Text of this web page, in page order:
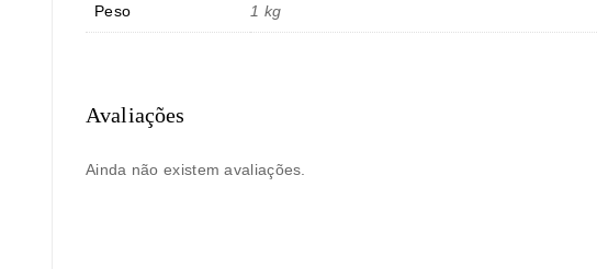
Peso 1 kg
Avaliações
Ainda não existem avaliações.